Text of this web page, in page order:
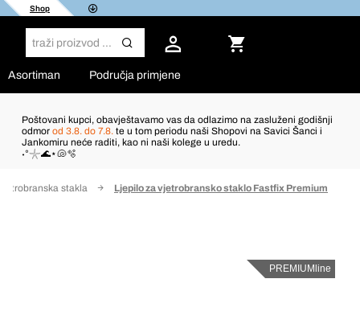
Shop
Asortiman Područja primjene
Poštovani kupci, obavještavamo vas da odlazimo na zasluženi godišnji
odmor od 3.8. do 7.8. te u tom periodu naši Shopovi na Savici Šanci i
Jankomiru neće raditi, kao ni naši kolege u uredu.
˖°𓇼🌊⋆🐚🫧
stakla Ljepilo za vjetrobransko staklo Fastfix Premium
PREMIUMline